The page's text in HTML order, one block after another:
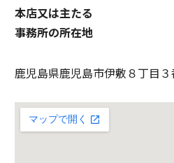
本店又は主たる
事務所の所在地
鹿児島県鹿児島市伊敷８丁目